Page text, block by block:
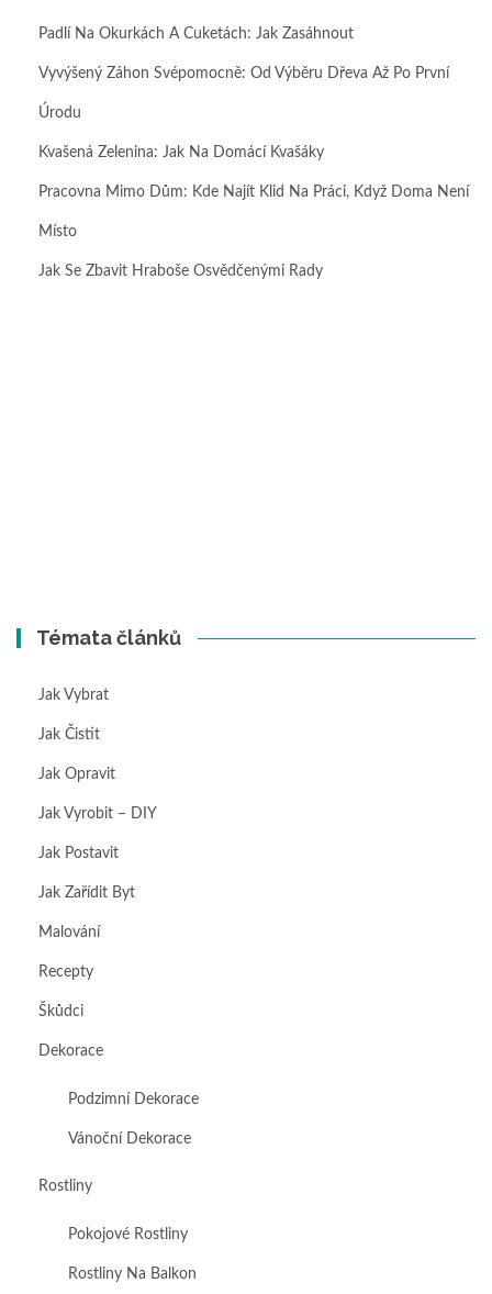
Padlí Na Okurkách A Cuketách: Jak Zasáhnout
Vyvýšený Záhon Svépomocně: Od Výběru Dřeva Až Po První
Úrodu
Kvašená Zelenina: Jak Na Domácí Kvašáky
Pracovna Mimo Dům: Kde Najít Klid Na Práci, Když Doma Není
Místo
Jak Se Zbavit Hraboše Osvědčenými Rady
Témata článků
Jak Vybrat
Jak Čistit
Jak Opravit
Jak Vyrobit – DIY
Jak Postavit
Jak Zařídit Byt
Malování
Recepty
Škůdci
Dekorace
Podzimní Dekorace
Vánoční Dekorace
Rostliny
Pokojové Rostliny
Rostliny Na Balkon